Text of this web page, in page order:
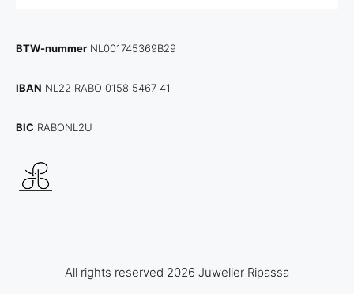
BTW-nummer NL001745369B29
IBAN NL22 RABO 0158 5467 41
BIC RABONL2U
All rights reserved 2026 Juwelier Ripassa